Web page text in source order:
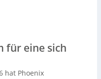
für eine sich
hat Phoenix